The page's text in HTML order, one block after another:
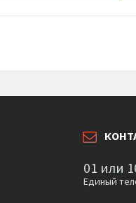
01 или
Единый